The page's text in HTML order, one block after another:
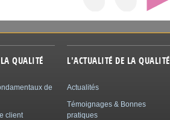
QUALITÉ
de
client
L'ACTUALITÉ DE LA QUALITÉ
Actualités
Témoignages & Bonnes
pratiques